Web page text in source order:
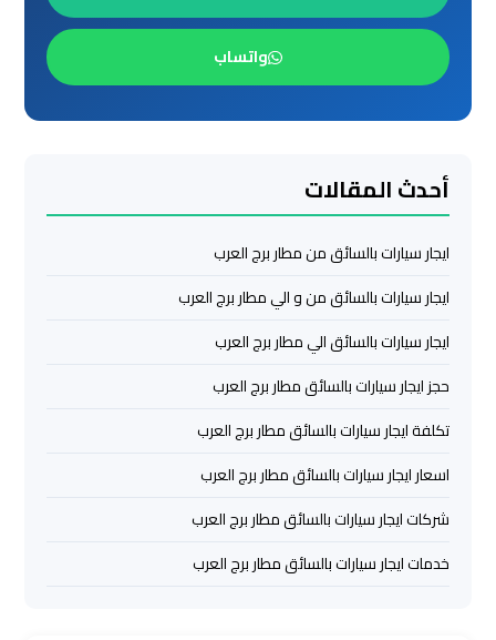
واتساب
أحدث المقالات
ايجار سيارات بالسائق من مطار برج العرب
ايجار سيارات بالسائق من و الي مطار برج العرب
ايجار سيارات بالسائق الي مطار برج العرب
حجز ايجار سيارات بالسائق مطار برج العرب
تكلفة ايجار سيارات بالسائق مطار برج العرب
اسعار ايجار سيارات بالسائق مطار برج العرب
شركات ايجار سيارات بالسائق مطار برج العرب
خدمات ايجار سيارات بالسائق مطار برج العرب
ليموزين
مطار
الغردقة
ليموزين
مرسي
مطروح
ليموزين
ليموزين
الغردقة
ليموزين